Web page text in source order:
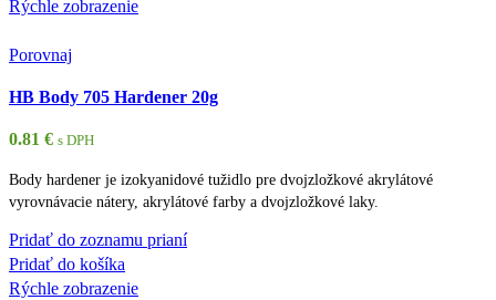
Rýchle zobrazenie
Porovnaj
HB Body 705 Hardener 20g
0.81 € s DPH
Body hardener je izokyanidové tužidlo pre dvojzložkové akrylátové
vyrovnávacie nátery, akrylátové farby a dvojzložkové laky.
Pridať do zoznamu prianí
Pridať do košíka
Rýchle zobrazenie